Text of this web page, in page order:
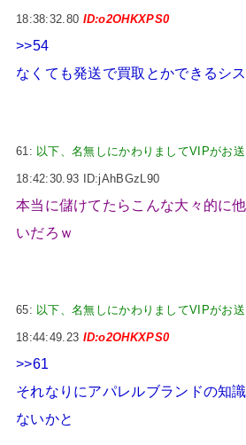
18:38:32.80 ID:o2OHKXPS0
>>54
なくても発送で買取とかできるシ
61: 以下、名無しにかわりましてVIPがお
18:42:30.93 ID:jAhBGzL90
本当に儲けてたらこんな大々的に
いだろｗ
65: 以下、名無しにかわりましてVIPがお
18:44:49.23 ID:o2OHKXPS0
>>61
それなりにアパレルブランドの知
ないかと